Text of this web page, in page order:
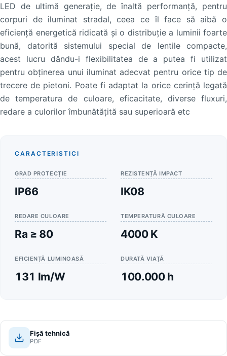
LED de ultimă generație, de înaltă performanță, pentru
corpuri de iluminat stradal, ceea ce îl face să aibă o
eficiență energetică ridicată și o distribuție a luminii foarte
bună, datorită sistemului special de lentile compacte,
acest lucru dându-i flexibilitatea de a putea fi utilizat
pentru obținerea unui iluminat adecvat pentru orice tip de
trecere de pietoni. Poate fi adaptat la orice cerință legată
de temperatura de culoare, eficacitate, diverse fluxuri,
redare a culorilor îmbunătățită sau superioară etc
CARACTERISTICI
GRAD PROTECȚIE
IP66
REZISTENȚĂ IMPACT
IK08
REDARE CULOARE
Ra ≥ 80
TEMPERATURĂ CULOARE
4000 K
EFICIENȚĂ LUMINOASĂ
131 lm/W
DURATĂ VIAȚĂ
100.000 h
Fișă tehnică
PDF